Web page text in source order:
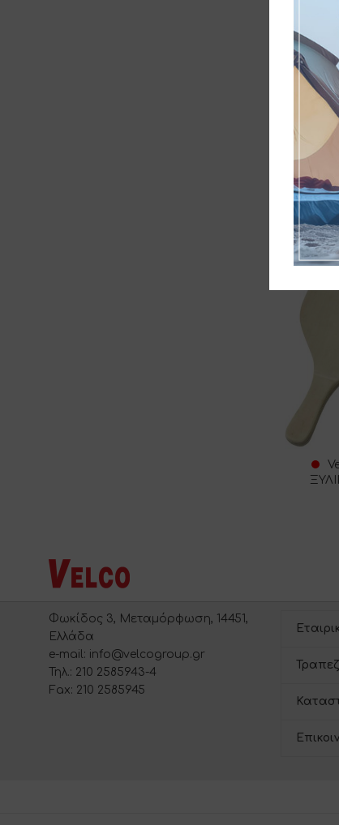
Φωκίδος 3, Μεταμόρφωση, 14451,
Ελλάδα
e-mail: info@velcogroup.gr
Τηλ.: 210 2585943-4
Fax: 210 2585945